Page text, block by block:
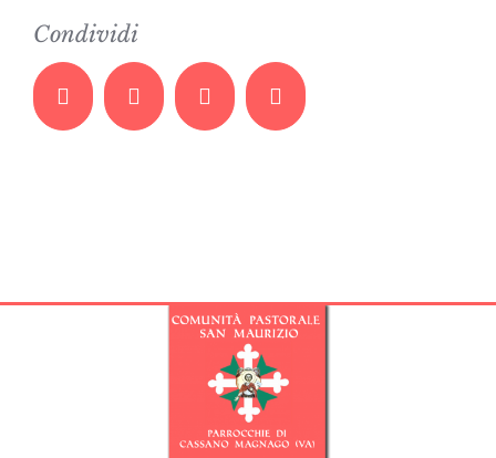
Condividi
Facebook Twitter Whatsapp Email